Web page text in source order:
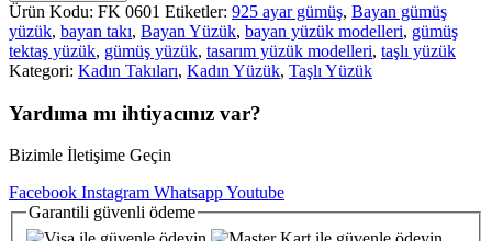
Ürün Kodu: FK 0601 Etiketler: 925 ayar gümüş, Bayan gümüş
yüzük, bayan takı, Bayan Yüzük, bayan yüzük modelleri, gümüş
tektaş yüzük, gümüş yüzük, tasarım yüzük modelleri, taşlı yüzük
Kategori: Kadın Takıları, Kadın Yüzük, Taşlı Yüzük
Yardıma mı ihtiyacınız var?
Bizimle İletişime Geçin
Facebook Instagram WhatsappYoutube
Garantili güvenli ödeme